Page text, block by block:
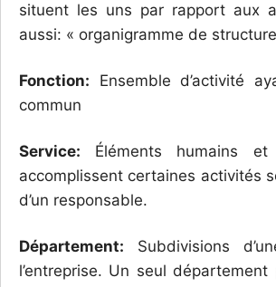
situent les uns par rapport aux
aussi: « organigramme de
Fonction: Ensemble d’activité
commun
Service: Éléments humains
accomplissent certaines activités
d’un responsable.
Département: Subdivisions
l’entreprise. Un seul